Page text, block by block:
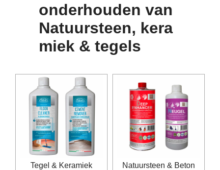
onderhouden van
Natuursteen, kera
miek & tegels
Tegel & Keramiek Natuursteen & Beton